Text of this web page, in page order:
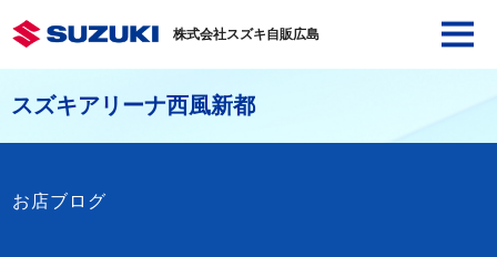
株式会社スズキ自販広島
スズキアリーナ西風新都
お店ブログ